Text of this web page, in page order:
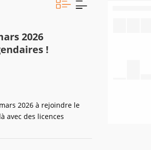
2026
!
2026 à rejoindre le
avec des licences